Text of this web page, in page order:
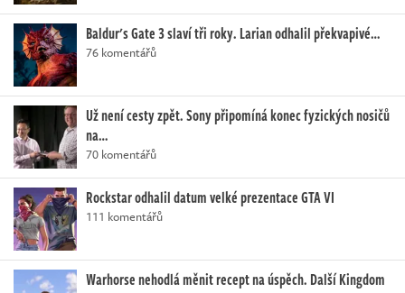
Baldur's Gate 3 slaví tři roky. Larian odhalil překvapivé…
76 komentářů
Už není cesty zpět. Sony připomíná konec fyzických nosičů
na…
70 komentářů
Rockstar odhalil datum velké prezentace GTA VI
111 komentářů
Warhorse nehodlá měnit recept na úspěch. Další Kingdom